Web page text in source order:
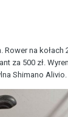
na kołach
za 500 zł.
Shimano Alivio.